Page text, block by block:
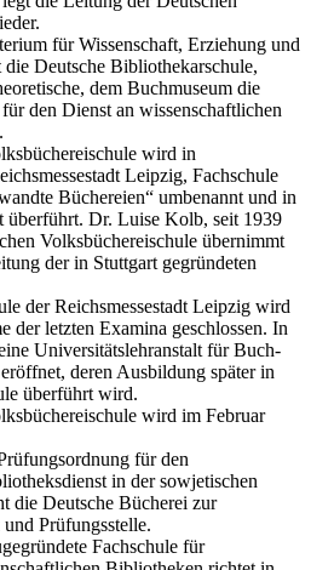
für Wissenschaft, Erziehung und
Deutsche Bibliothekarschule,
dem Buchmuseum die
den Dienst an wissenschaftlichen
wird in
Leipzig, Fachschule
Büchereien“ umbenannt und in
überführt. Dr. Luise Kolb, seit 1939
Volksbüchereischule übernimmt
der in Stuttgart gegründeten
der Reichsmessestadt Leipzig wird
der letzten Examina geschlossen. In
Universitätslehranstalt für Buch-
deren Ausbildung später in
überführt wird.
wird im Februar
für den
in der sowjetischen
die Deutsche Bücherei zur
Prüfungsstelle.
Fachschule für